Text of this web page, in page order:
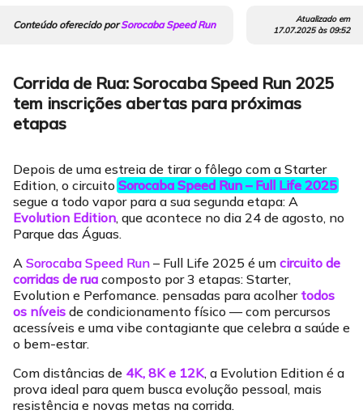
Conteúdo oferecido porSorocaba Speed Run
Atualizado em
17.07.2025às 09:52
Corrida de Rua: Sorocaba Speed Run 2025
tem inscrições abertas para próximas
etapas
Depois de uma estreia de tirar o fôlego com a Starter
Edition, o circuito Sorocaba Speed Run – Full Life 2025
segue a todo vapor para a sua segunda etapa: A
Evolution Edition, que acontece no dia 24 de agosto, no
Parque das Águas.
A Sorocaba Speed Run – Full Life 2025 é um circuito de
corridas de rua composto por 3 etapas: Starter,
Evolution e Perfomance. pensadas para acolhertodos
os níveis de condicionamento físico — com percursos
acessíveis e uma vibe contagiante que celebra a saúde e
o bem-estar.
Com distâncias de 4K, 8K e 12K, a Evolution Edition é a
prova ideal para quem busca evolução pessoal, mais
resistência e novas metas na corrida.